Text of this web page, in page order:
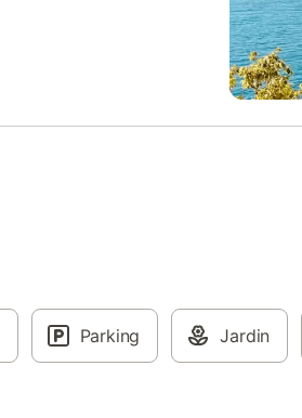
Parking Jardin